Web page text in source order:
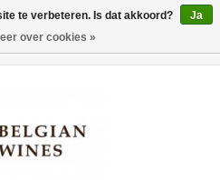
te verbeteren. Is dat akkoord?
Ja
over cookies »